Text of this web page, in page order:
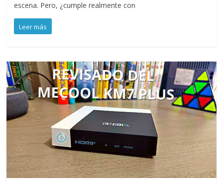
escena. Pero, ¿cumple realmente con
Leer más